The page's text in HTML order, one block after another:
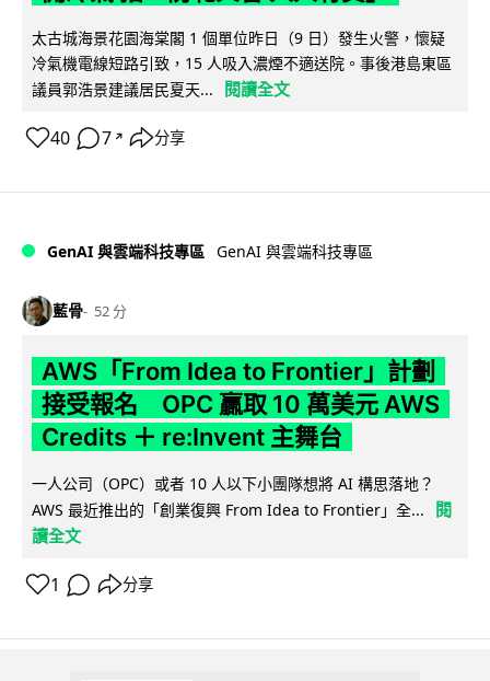
太古城海景花園海棠閣 1 個單位昨日（9 日）發生火警，懷疑
冷氣機電線短路引致，15 人吸入濃煙不適送院。事後港島東區
議員郭浩景建議居民夏天...
閱讀全文
40 7 ↗ 分享
GenAI 與雲端科技專區 GenAI 與雲端科技專區
藍骨 52 分
AWS「From Idea to Frontier」計劃
接受報名 OPC 贏取 10 萬美元 AWS
Credits ＋ re:Invent 主舞台
一人公司（OPC）或者 10 人以下小團隊想將 AI 構思落地？
AWS 最近推出的「創業復興 From Idea to Frontier」全...
閱
讀全文
1 分享